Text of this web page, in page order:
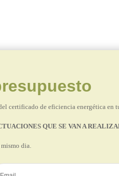
certificado de eficiencia energética en
QUE SE VAN A
dia.